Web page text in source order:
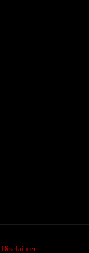
Disclaimer-